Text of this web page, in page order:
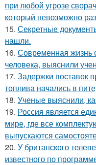
при любой угрозе
который невозможно
15. Секретные
нашли.
16. Современная жизнь
человека, выяснили
17. Задержки поставок
топлива начались в
18. Ученые выяснили,
19. Россия является
мире, где все
выпускаются
20. У британского
известного по